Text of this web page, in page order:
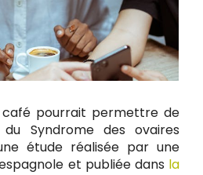
café pourrait permettre de
Syndrome des ovaires
étude réalisée par une
et publiée dans la